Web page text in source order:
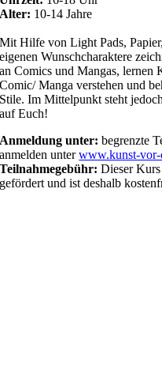
Alter: 10-14 Jahre
Mit Hilfe von Light Pads,
eigenen Wunschcharaktere
an Comics und Mangas, lernen
Comic/ Manga verstehen und
Stile. Im Mittelpunkt steht
auf Euch!
Anmeldung unter:begrenzte
anmelden unterwww.kunst-vor-
Teilnahmegebühr:Dieser
gefördert und ist deshalb